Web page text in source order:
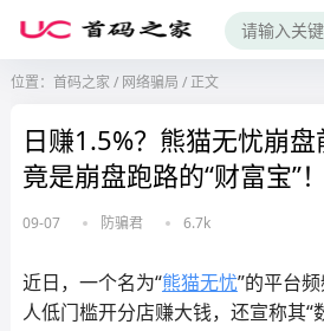
位置： 首码之家 / 网络骗局 /正文
日赚1.5%？熊猫无忧崩
竟是崩盘跑路的“财富宝”！
09-07 防骗君 6.7k
近日，一个名为“熊猫无忧”的平台
人低门槛开分店赚大钱，还宣称其“